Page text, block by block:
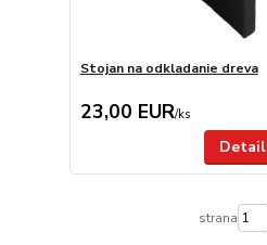
Stojan na odkladanie dreva
23,00 EUR/ks
Detail
strana